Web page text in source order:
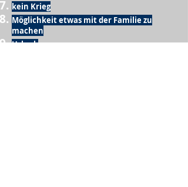
kein Krieg
Möglichkeit etwas mit der Familie zu
machen
Urlaub